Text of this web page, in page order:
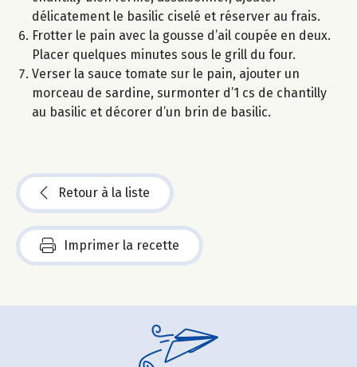
délicatement le basilic ciselé et réserver au frais.
Frotter le pain avec la gousse d’ail coupée en deux.
Placer quelques minutes sous le grill du four.
Verser la sauce tomate sur le pain, ajouter un
morceau de sardine, surmonter d’1 cs de chantilly
au basilic et décorer d’un brin de basilic.
Retour à la liste
Imprimer la recette